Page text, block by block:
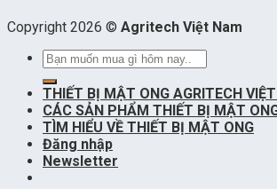
Copyright 2026 © Agritech Việt Nam
Tìm
kiếm:
THIẾT BỊ MẬT ONG AGRITECH
CÁC SẢN PHẨM THIẾT BỊ MẬT
TÌM HIỂU VỀ THIẾT BỊ MẬT ONG
Đăng nhập
Newsletter